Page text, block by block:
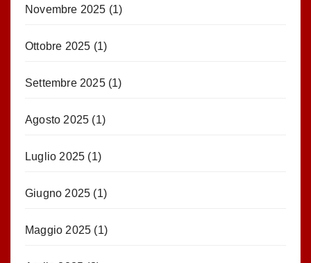
Novembre 2025 (1)
Ottobre 2025 (1)
Settembre 2025(1)
Agosto 2025 (1)
Luglio 2025 (1)
Giugno 2025 (1)
Maggio 2025 (1)